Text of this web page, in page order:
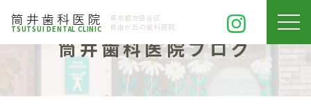
筒井歯科医院
TSUTSUI DENTAL CLINIC
東京都世田谷区
自由が丘の歯科医院
筒井歯科医院ブログ